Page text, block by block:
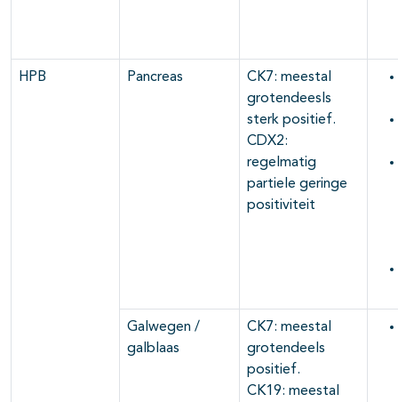
HPB Pancreas
CK7: meestal
grotendeesls
sterk positief.
CDX2:
regelmatig
partiele geringe
positiviteit
Galwegen /
galblaas
CK7: meestal
grotendeels
positief.
CK19: meestal